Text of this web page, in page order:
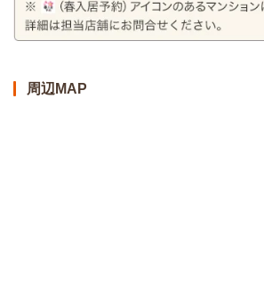
周辺MAP